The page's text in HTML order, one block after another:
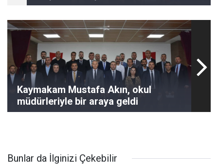
Kaymakam Mustafa Akın, okul
müdürleriyle bir araya geldi
Bunlar da İlginizi Çekebilir